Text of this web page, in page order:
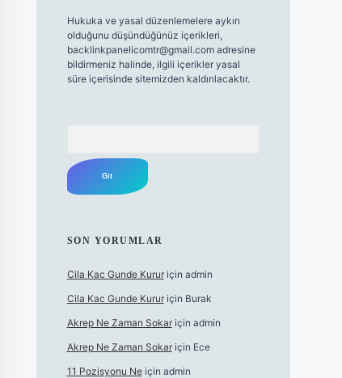
Hukuka ve yasal düzenlemelere aykırı
olduğunu düşündüğünüz içerikleri,
backlinkpanelicomtr@gmail.comadresine
bildirmeniz halinde, ilgili içerikler yasal
süre içerisinde sitemizden kaldırılacaktır.
SON YORUMLAR
Cila Kac Gunde Kururiçin admin
Cila Kac Gunde Kururiçin Burak
Akrep Ne Zaman Sokariçin admin
Akrep Ne Zaman Sokariçin Ece
11 Pozisyonu Neiçin admin